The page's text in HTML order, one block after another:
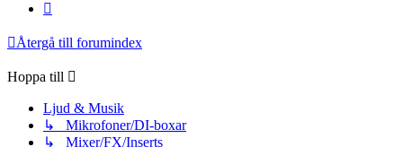
Återgå till forumindex
Hoppa till
Ljud & Musik
↳ Mikrofoner/DI-boxar
↳ Mixer/FX/Inserts